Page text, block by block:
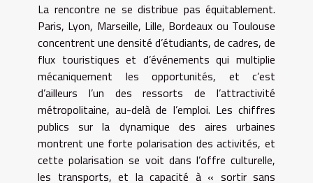
La rencontre ne se distribue pas équitablement.
Paris, Lyon, Marseille, Lille, Bordeaux ou Toulouse
concentrent une densité d’étudiants, de cadres, de
flux touristiques et d’événements qui multiplie
mécaniquement les opportunités, et c’est
d’ailleurs l’un des ressorts de l’attractivité
métropolitaine, au-delà de l’emploi. Les chiffres
publics sur la dynamique des aires urbaines
montrent une forte polarisation des activités, et
cette polarisation se voit dans l’offre culturelle,
les transports, et la capacité à « sortir sans